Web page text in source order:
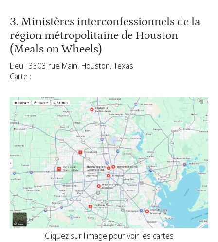
3. Ministères interconfessionnels de la
région métropolitaine de Houston
(Meals on Wheels)
Lieu : 3303 rue Main, Houston, Texas
Carte :
Cliquez sur l'image pour voir les cartes